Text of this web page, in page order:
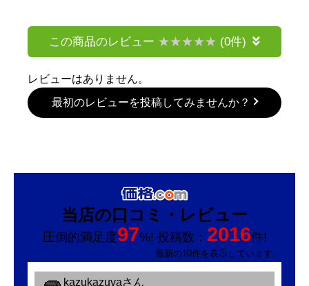
この商品のレビュー (0件)
レビューはありません。
最初のレビューを投稿してみませんか？
当店の口コミ・レビュー
圧倒的満足度97%! 投稿数： 2016件!
最新の10件を表示しています。
kazukazuyaさん